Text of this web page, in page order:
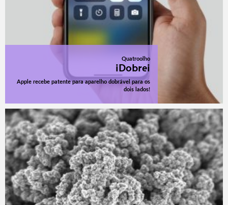
Quatroolho
iDobrei
Apple recebe patente para aparelho dobrável para os
dois lados!